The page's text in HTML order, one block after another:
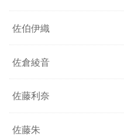
佐伯伊織
佐倉綾音
佐藤利奈
佐藤朱